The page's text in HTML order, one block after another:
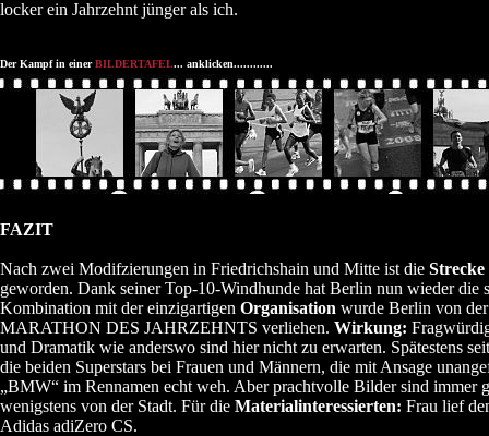
locker ein Jahrzehnt jünger als ich.
Der Kampf in einerBILDERTAFEL... anklicken............
FAZIT
Nach zwei Modifzierungen in Friedrichshain und Mitte ist die Strecke
geworden. Dank seiner Top-10-Windhunde hat Berlin nun wieder die
Kombination mit der einzigartigen Organisation wurde Berlin von
MARATHON DES JAHRZEHNTS verliehen. Wirkung:
und Dramatik wie anderswo sind hier nicht zu erwarten. Spätestens
die beiden Superstars bei Frauen und Männern, die mit Ansage
„BMW“ im Rennamen echt weh. Aber prachtvolle Bilder sind immer
wenigstens von der Stadt. Für die Materialinteressierten: Frau lief
Adidas adiZero CS.